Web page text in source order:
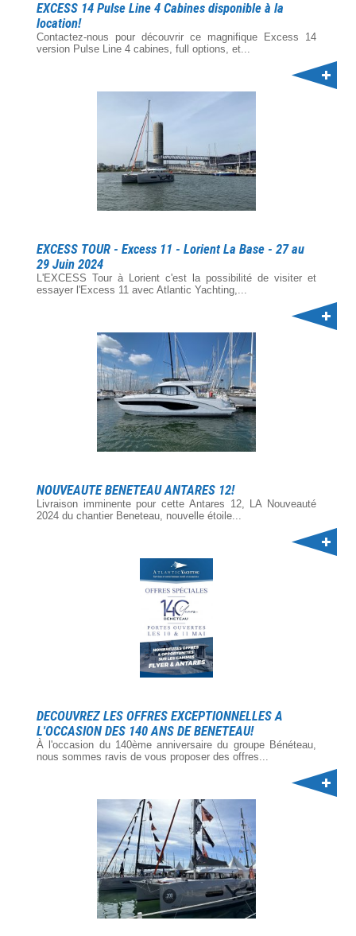
EXCESS 14 Pulse Line 4 Cabines disponible à la
location!
Contactez-nous pour découvrir ce magnifique Excess 14
version Pulse Line 4 cabines, full options, et...
EXCESS TOUR - Excess 11 - Lorient La Base - 27 au
29 Juin 2024
L'EXCESS Tour à Lorient c'est la possibilité de visiter et
essayer l'Excess 11 avec Atlantic Yachting,...
NOUVEAUTE BENETEAU ANTARES 12!
Livraison imminente pour cette Antares 12, LA Nouveauté
2024 du chantier Beneteau, nouvelle étoile...
DECOUVREZ LES OFFRES EXCEPTIONNELLES A
L'OCCASION DES 140 ANS DE BENETEAU!
À l'occasion du 140ème anniversaire du groupe Bénéteau,
nous sommes ravis de vous proposer des offres...